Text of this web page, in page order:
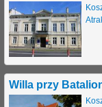
Willa przy